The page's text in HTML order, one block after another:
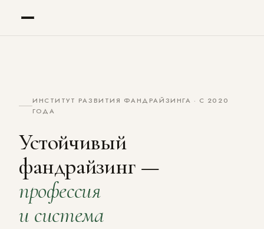
ЭЛЕКТРОННАЯ ПОЧТА
СООБЩЕНИЕ
ИНСТИТУТ РАЗВИТИЯ ФАНДРАЙЗИНГА · С 2020
ГОДА
Устойчивый
фандрайзинг —
профессия
и система